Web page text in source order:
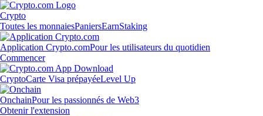
Crypto
Toutes les monnaiesPaniersEarnStaking
Application Crypto.comPour les utilisateurs du quotidien
Commencer
CryptoCarte Visa prépayéeLevel Up
OnchainPour les passionnés de Web3
Obtenir l'extension